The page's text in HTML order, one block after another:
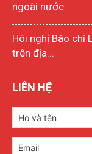
ngoài nước
Hôi nghị Báo chí
trên địa...
LIÊN HỆ